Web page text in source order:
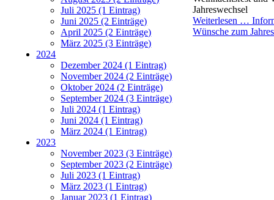
Juli 2025 (1 Eintrag)
Juni 2025 (2 Einträge)
April 2025 (2 Einträge)
März 2025 (3 Einträge)
2024
Dezember 2024 (1 Eintrag)
November 2024 (2 Einträge)
Oktober 2024 (2 Einträge)
September 2024 (3 Einträge)
Juli 2024 (1 Eintrag)
Juni 2024 (1 Eintrag)
März 2024 (1 Eintrag)
2023
November 2023 (3 Einträge)
September 2023 (2 Einträge)
Juli 2023 (1 Eintrag)
März 2023 (1 Eintrag)
Januar 2023 (1 Eintrag)
Jahreswechsel
Weiterlesen …
Wünsche zum